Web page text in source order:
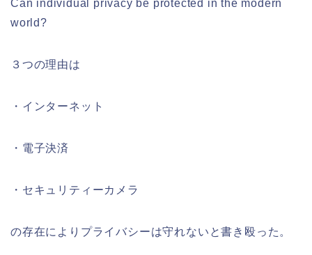
Can individual privacy be protected in the modern
world?
３つの理由は
・インターネット
・電子決済
・セキュリティーカメラ
の存在によりプライバシーは守れないと書き殴った。